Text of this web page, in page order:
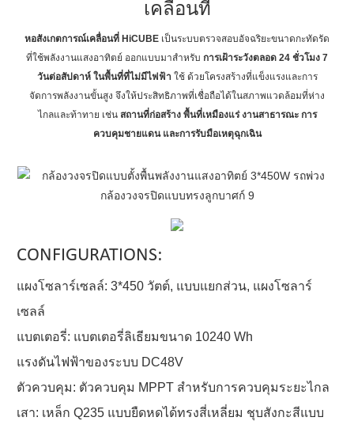
เคลื่อนที่
หอสังเกตการณ์เคลื่อนที่ HiCUBE เป็นระบบตรวจสอบอัจฉริยะขนาดกะทัดรัด
ที่ใช้พลังงานแสงอาทิตย์ ออกแบบมาสำหรับ การเฝ้าระวังตลอด 24 ชั่วโมง 7
วันต่อสัปดาห์ ในพื้นที่ที่ไม่มีไฟฟ้า ใช้ ด้วยโครงสร้างที่แข็งแรงและการ
จัดการพลังงานขั้นสูง จึงให้ประสิทธิภาพที่เชื่อถือได้ในสภาพแวดล้อมที่ห่าง
ไกลและท้าทาย เช่น สถานที่ก่อสร้าง พื้นที่เหมืองแร่ งานสาธารณะ การ
ควบคุมชายแดน และการรับมือเหตุฉุกเฉิน
CONFIGURATIONS:
แผงโซลาร์เซลล์: 3*450 วัตต์, แบบแยกส่วน, แผงโซลาร์
เซลล์
แบตเตอรี่: แบตเตอรี่ลิเธียมขนาด 10240 Wh
แรงดันไฟฟ้าของระบบ DC48V
ตัวควบคุม: ตัวควบคุม MPPT สำหรับการควบคุมระยะไกล
เสา: เหล็ก Q235 แบบยืดหดได้ทรงสี่เหลี่ยม ชุบสังกะสีแบบ